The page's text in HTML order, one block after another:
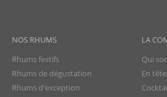
NOS RHUMS
Rhums festifs
Rhums de dégustation
Rhums d'exception
LA
Qui
En